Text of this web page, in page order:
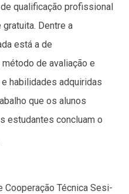
qualificação profissional
Dentre a
está a de
método de avaliação e
habilidades adquiridas
que os alunos
estudantes concluam o
Cooperação Técnica Sesi-